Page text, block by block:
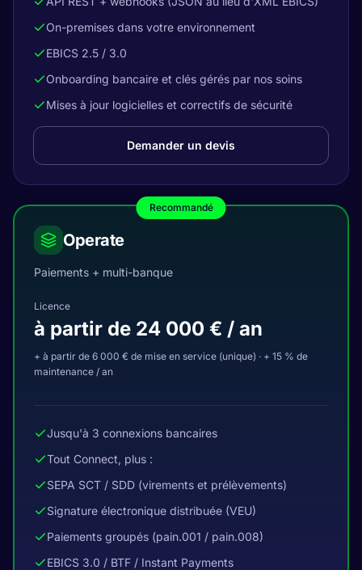
On-premises dans votre environnement
EBICS 2.5 / 3.0
Onboarding bancaire et clés gérés par nos soins
Mises à jour logicielles et correctifs de sécurité
Demander un devis
Recommandé
Operate
Paiements + multi-banque
Licence
à partir de 24 000 € / an
+ à partir de 6 000 € de mise en service (unique) · + 15 % de
maintenance / an
Jusqu'à 3 connexions bancaires
Tout Connect, plus :
SEPA SCT / SDD (virements et prélèvements)
Signature électronique distribuée (VEU)
Paiements groupés (pain.001 / pain.008)
EBICS 3.0 / BTF / Instant Payments